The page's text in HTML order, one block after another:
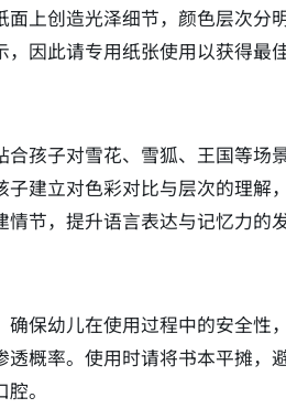
上创造光泽细节，颜色层次
因此请专用纸张使用以获得最佳
孩子对雪花、雪狐、王国等
建立对色彩对比与层次的理
节，提升语言表达与记忆力的
保幼儿在使用过程中的安全
概率。使用时请将书本平摊
。